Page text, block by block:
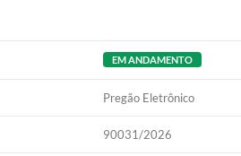
EM ANDAMENTO
Pregão Eletrônico
90031/2026